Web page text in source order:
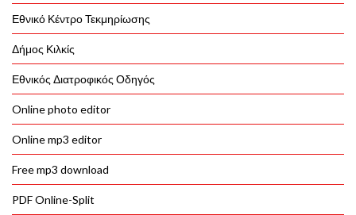
Εθνικό Κέντρο Τεκμηρίωσης
Δήμος Κιλκίς
Εθνικός Διατροφικός Οδηγός
Online photo editor
Online mp3 editor
Free mp3 download
PDF Online-Split